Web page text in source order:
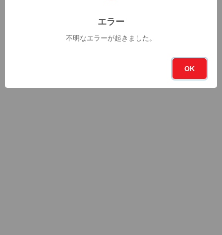
エラー
不明なエラーが起きました。
OK